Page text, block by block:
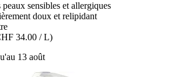
peaux sensibles et allergiques
doux et relipidant
34.00 / L)
13 août